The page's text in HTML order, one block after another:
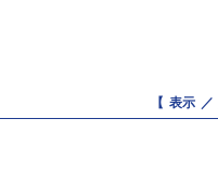
【 表示 ／